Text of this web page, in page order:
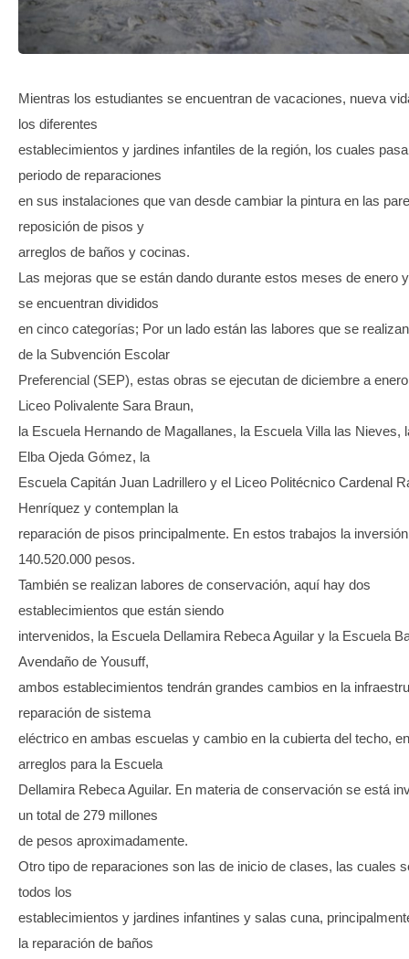
Mientras los estudiantes se encuentran de vacaciones, nueva
los diferentes
establecimientos y jardines infantiles de la región, los cuales
periodo de reparaciones
en sus instalaciones que van desde cambiar la pintura en las
reposición de pisos y
arreglos de baños y cocinas.
Las mejoras que se están dando durante estos meses de enero
se encuentran divididos
en cinco categorías; Por un lado están las labores que se
de la Subvención Escolar
Preferencial (SEP), estas obras se ejecutan de diciembre a
Liceo Polivalente Sara Braun,
la Escuela Hernando de Magallanes, la Escuela Villa las Nieves,
Elba Ojeda Gómez, la
Escuela Capitán Juan Ladrillero y el Liceo Politécnico Cardenal
Henríquez y contemplan la
reparación de pisos principalmente. En estos trabajos la
140.520.000 pesos.
También se realizan labores de conservación, aquí hay dos
establecimientos que están siendo
intervenidos, la Escuela Dellamira Rebeca Aguilar y la Escuela
Avendaño de Yousuff,
ambos establecimientos tendrán grandes cambios en la
reparación de sistema
eléctrico en ambas escuelas y cambio en la cubierta del techo,
arreglos para la Escuela
Dellamira Rebeca Aguilar. En materia de conservación se está
un total de 279 millones
de pesos aproximadamente.
Otro tipo de reparaciones son las de inicio de clases, las cuales
todos los
establecimientos y jardines infantines y salas cuna,
la reparación de baños